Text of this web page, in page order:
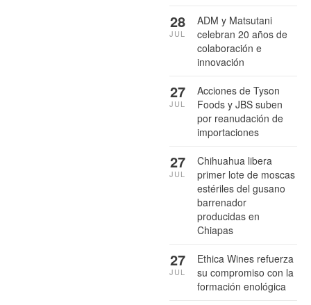
ADM y Matsutani
celebran 20 años de
colaboración e
innovación
28
JUL
Acciones de Tyson
Foods y JBS suben
por reanudación de
importaciones
27
JUL
Chihuahua libera
primer lote de moscas
estériles del gusano
barrenador
producidas en
Chiapas
27
JUL
Ethica Wines refuerza
su compromiso con la
formación enológica
27
JUL